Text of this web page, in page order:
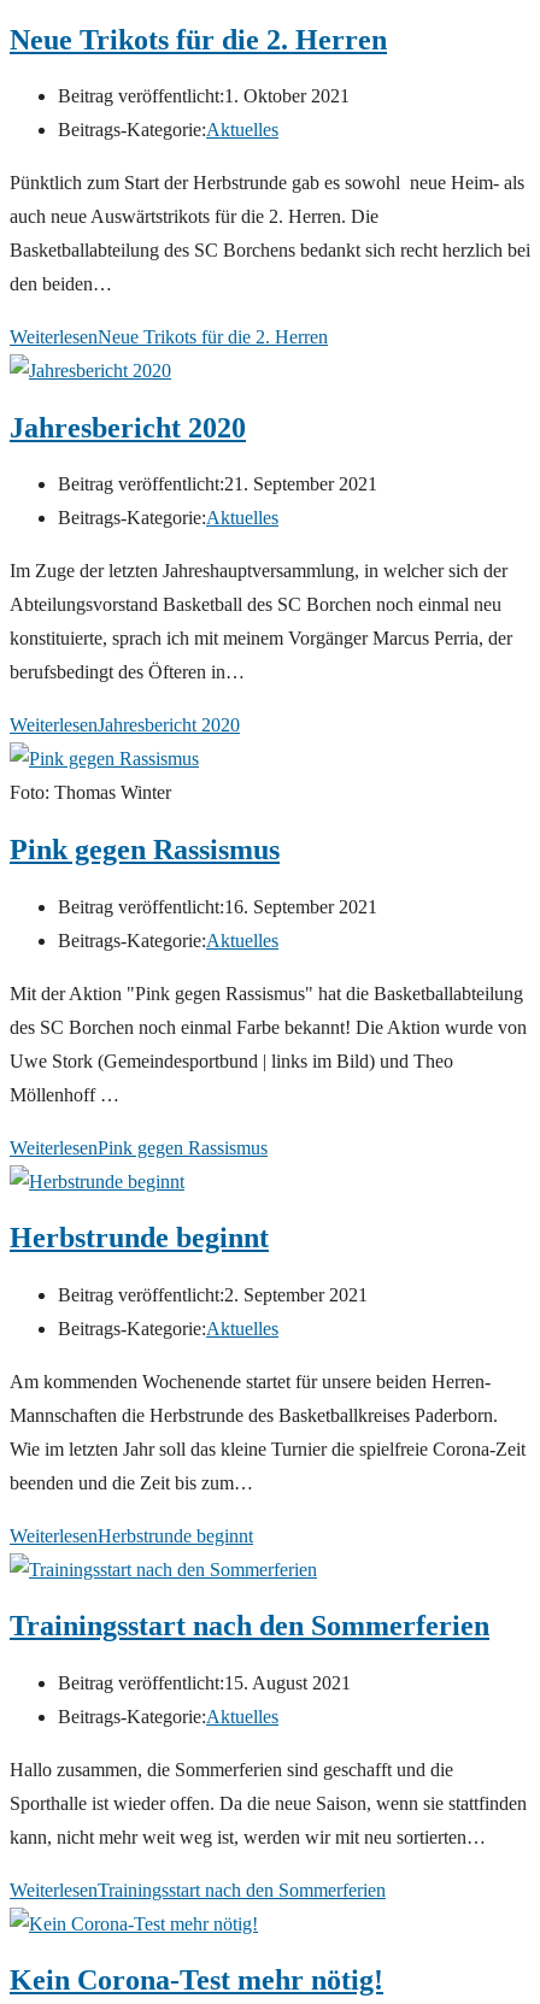
Neue Trikots für die 2. Herren
Beitrag veröffentlicht:1. Oktober 2021
Beitrags-Kategorie:Aktuelles
Pünktlich zum Start der Herbstrunde gab es sowohl neue Heim- als
auch neue Auswärtstrikots für die 2. Herren. Die
Basketballabteilung des SC Borchens bedankt sich recht herzlich bei
den beiden…
WeiterlesenNeue Trikots für die 2. Herren
Jahresbericht 2020
Beitrag veröffentlicht:21. September 2021
Beitrags-Kategorie:Aktuelles
Im Zuge der letzten Jahreshauptversammlung, in welcher sich der
Abteilungsvorstand Basketball des SC Borchen noch einmal neu
konstituierte, sprach ich mit meinem Vorgänger Marcus Perria, der
berufsbedingt des Öfteren in…
WeiterlesenJahresbericht 2020
Foto: Thomas Winter
Pink gegen Rassismus
Beitrag veröffentlicht:16. September 2021
Beitrags-Kategorie:Aktuelles
Mit der Aktion "Pink gegen Rassismus" hat die Basketballabteilung
des SC Borchen noch einmal Farbe bekannt! Die Aktion wurde von
Uwe Stork (Gemeindesportbund | links im Bild) und Theo
Möllenhoff …
WeiterlesenPink gegen Rassismus
Herbstrunde beginnt
Beitrag veröffentlicht:2. September 2021
Beitrags-Kategorie:Aktuelles
Am kommenden Wochenende startet für unsere beiden Herren-
Mannschaften die Herbstrunde des Basketballkreises Paderborn.
Wie im letzten Jahr soll das kleine Turnier die spielfreie Corona-Zeit
beenden und die Zeit bis zum…
WeiterlesenHerbstrunde beginnt
Trainingsstart nach den Sommerferien
Beitrag veröffentlicht:15. August 2021
Beitrags-Kategorie:Aktuelles
Hallo zusammen, die Sommerferien sind geschafft und die
Sporthalle ist wieder offen. Da die neue Saison, wenn sie stattfinden
kann, nicht mehr weit weg ist, werden wir mit neu sortierten…
WeiterlesenTrainingsstart nach den Sommerferien
Kein Corona-Test mehr nötig!